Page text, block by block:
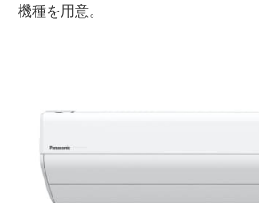
機種を用意。